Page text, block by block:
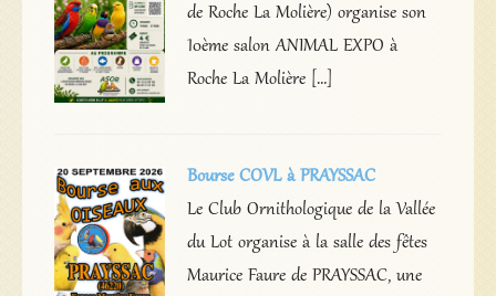
de Roche La Molière) organise son
10ème salon ANIMAL EXPO à
Roche La Molière […]
Bourse COVL à PRAYSSAC
Le Club Ornithologique de la Vallée
du Lot organise à la salle des fêtes
Maurice Faure de PRAYSSAC, une